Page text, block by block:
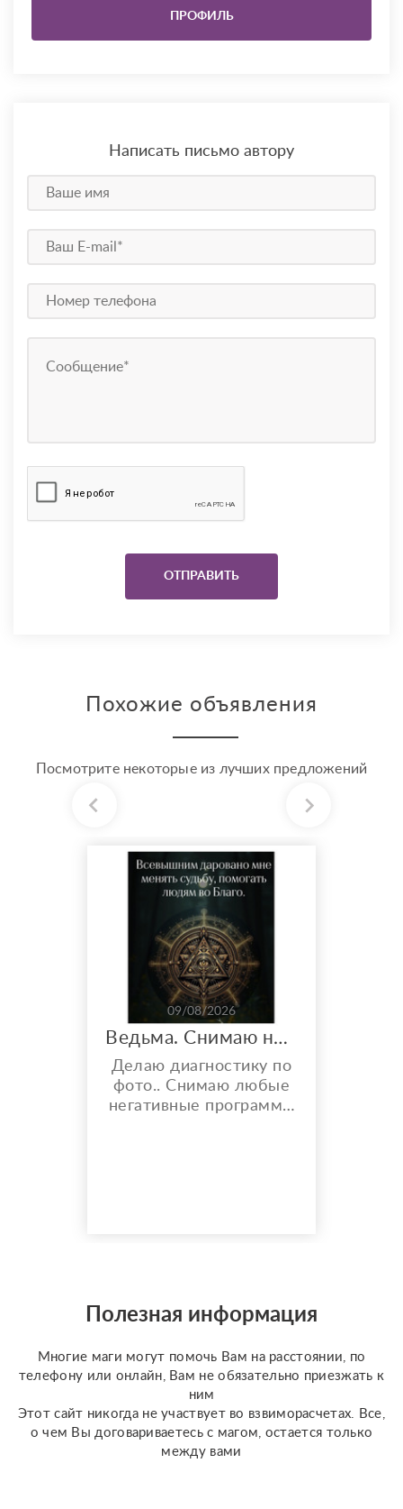
ПРОФИЛЬ
Написать письмо автору
Похожие объявления
Посмотрите некоторые из лучших предложений
09/08/2026
Ведьма. Снимаю негативные воздействия. Увеличиваю финансовые потоки и многое другое..
Делаю диагностику по
фото.. Снимаю любые
негативные программы
и вы будете полностью
защищены не на время,
люб...
Полезная информация
Многие маги могут помочь Вам на расстоянии, по
телефону или онлайн, Вам не обязательно приезжать к
ним
Этот сайт никогда не участвует во взвиморасчетах. Все,
о чем Вы договариваетесь с магом, остается только
между вами